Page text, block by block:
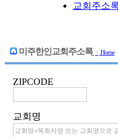
교회주소
미주한인교회주소록 > Home
ZIPCODE
교회명